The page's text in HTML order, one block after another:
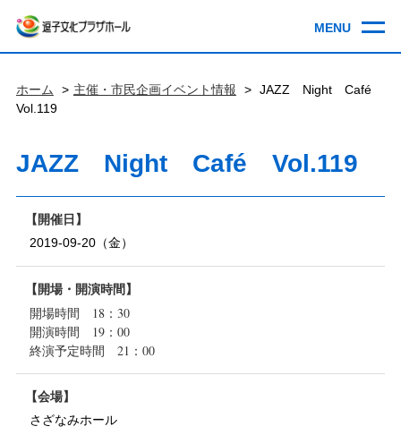
ホーム 主催・市民企画イベント情報
JAZZ Night Café
Vol.119
JAZZ Night Café Vol.119
開催日
2019-09-20（金）
開場・開演時間
開場時間 18：30
開演時間 19：00
終演予定時間 21：00
会場
さざなみホール